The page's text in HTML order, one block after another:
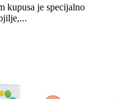
kupusa je specijalno